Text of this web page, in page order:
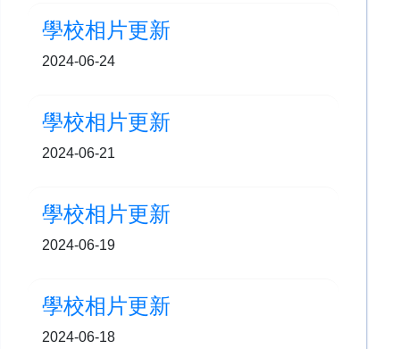
學校相片更新
2024-06-24
學校相片更新
2024-06-21
學校相片更新
2024-06-19
學校相片更新
2024-06-18